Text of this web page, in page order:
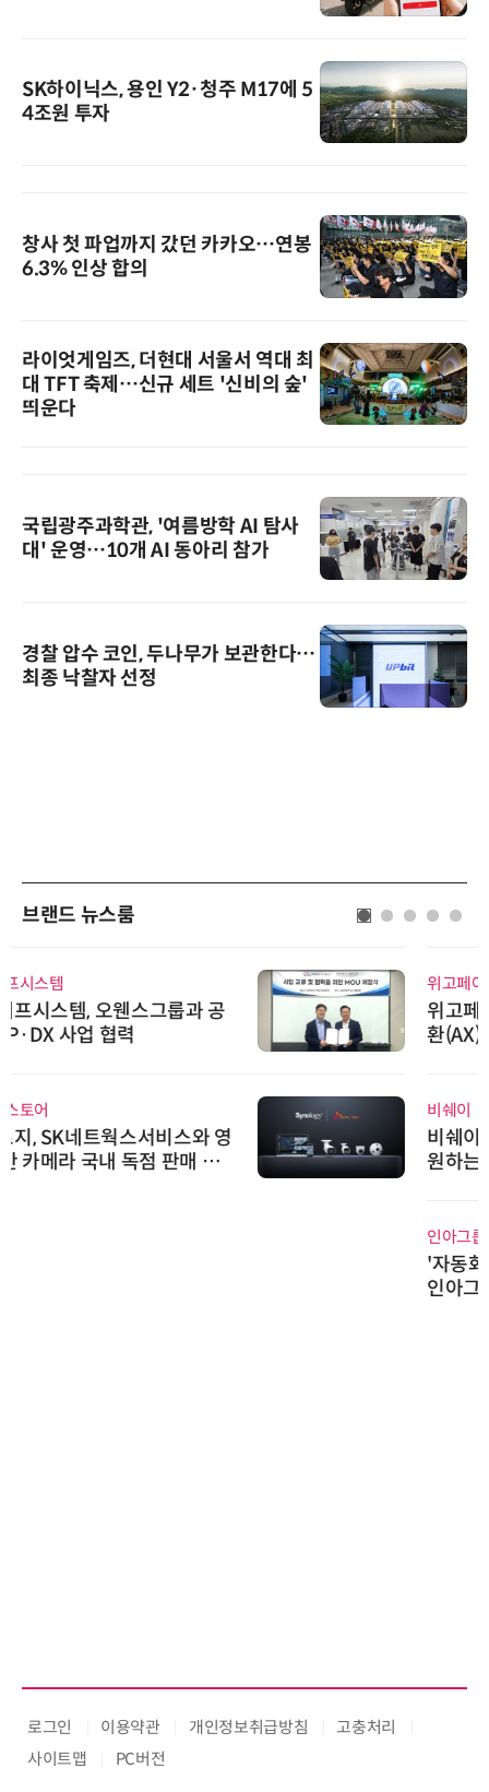
SK하이닉스, 용인 Y2·청주 M17에 5
4조원 투자
창사 첫 파업까지 갔던 카카오…연봉
6.3% 인상 합의
라이엇게임즈, 더현대 서울서 역대 최
대 TFT 축제…신규 세트 '신비의 숲'
띄운다
국립광주과학관, '여름방학 AI 탐사
대' 운영…10개 AI 동아리 참가
경찰 압수 코인, 두나무가 보관한다…
최종 낙찰자 선정
브랜드 뉴스룸
위고페어
위고페어, 서울AI허브 '2026 AI 전
환(AX) 지원사업' 컨소시엄 선정
비쉐이
비쉐이, 모든 주요 리모컨 코드 지
원하는 TSOP15300 시리즈 IR 수
로그인 이용약관 개인정보취급방침
고충처리
사이트맵
PC버전